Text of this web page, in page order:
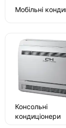
Мобільні
Консольні
кондиціонери